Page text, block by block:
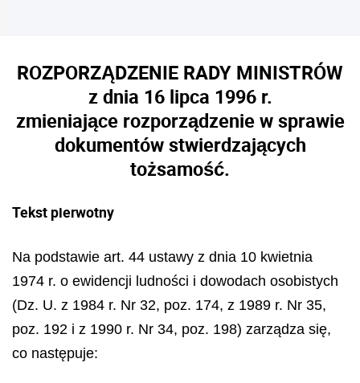
ROZPORZĄDZENIE RADY MINISTRÓW
z dnia 16 lipca 1996 r.
zmieniające rozporządzenie w sprawie
dokumentów stwierdzających
tożsamość.
Tekst pierwotny
Na podstawie art. 44 ustawy z dnia 10 kwietnia
1974 r. o ewidencji ludności i dowodach osobistych
(Dz. U. z 1984 r. Nr 32, poz. 174, z 1989 r. Nr 35,
poz. 192 i z 1990 r. Nr 34, poz. 198) zarządza się,
co następuje: